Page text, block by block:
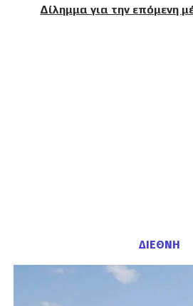
Δίλημμα για την επόμενη
ΔΙΕΘΝΗ